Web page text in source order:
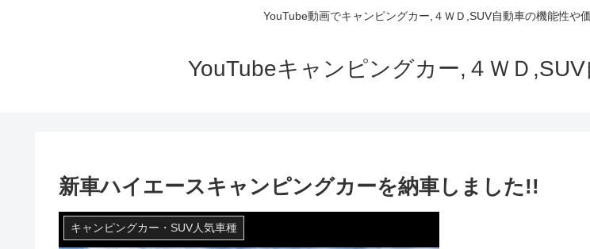
YouTube動画でキャンピングカー,４ＷＤ,SUV自動車の機能性や
YouTubeキャンピングカー,４ＷＤ
新車ハイエースキャンピングカーを納車しました!!
キャンピングカー・SUV人気車種